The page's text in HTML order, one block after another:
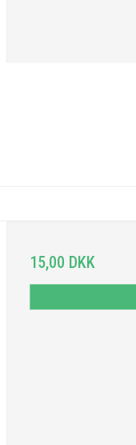
15,00 DKK